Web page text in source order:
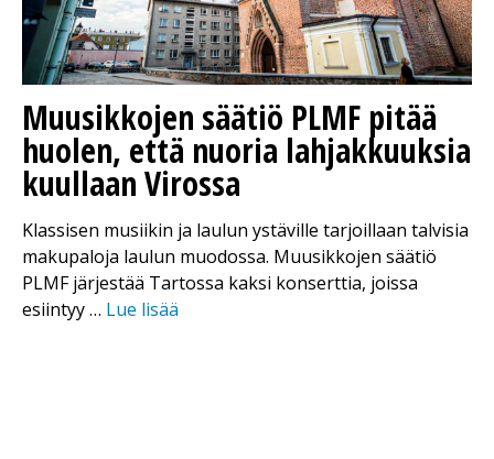
Muusikkojen säätiö PLMF pitää
huolen, että nuoria lahjakkuuksia
kuullaan Virossa
Klassisen musiikin ja laulun ystäville tarjoillaan talvisia
makupaloja laulun muodossa. Muusikkojen säätiö
PLMF järjestää Tartossa kaksi konserttia, joissa
esiintyy … Lue lisää